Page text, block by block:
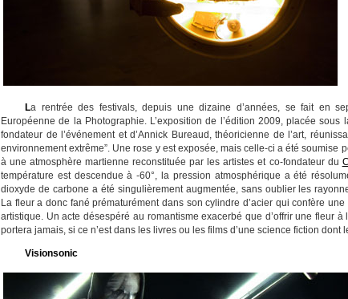
La rentrée des festivals, depuis une dizaine d’années, se fait en
Européenne de la Photographie. L’exposition de l’édition 2009, placée
fondateur de l’événement et d’Annick Bureaud, théoricienne de l’art,
environnement extrême”. Une rose y est exposée, mais celle-ci a été soumise
à une atmosphère martienne reconstituée par les artistes et co-fondateur du
température est descendue à -60°, la pression atmosphérique a été
dioxyde de carbone a été singulièrement augmentée, sans oublier les
La fleur a donc fané prématurément dans son cylindre d’acier qui confère
artistique. Un acte désespéré au romantisme exacerbé que d’offrir une fleur à
portera jamais, si ce n’est dans les livres ou les films d’une science fiction dont
Visionsonic